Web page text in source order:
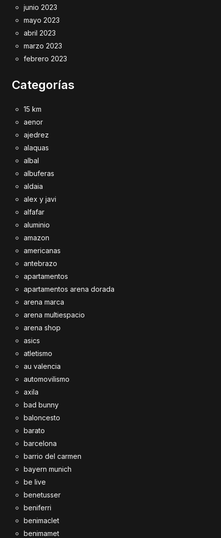
junio 2023
mayo 2023
abril 2023
marzo 2023
febrero 2023
Categorías
15 km
aenor
ajedrez
alaquas
albal
albuferas
aldaia
alex y javi
alfafar
aluminio
amazon
americanas
antebrazo
apartamentos
apartamentos arena dorada
arena marca
arena multiespacio
arena shop
asics
atletismo
au valencia
automovilismo
axila
bad bunny
baloncesto
barato
barcelona
barrio del carmen
bayern munich
be live
benetusser
beniferri
benimaclet
benimamet